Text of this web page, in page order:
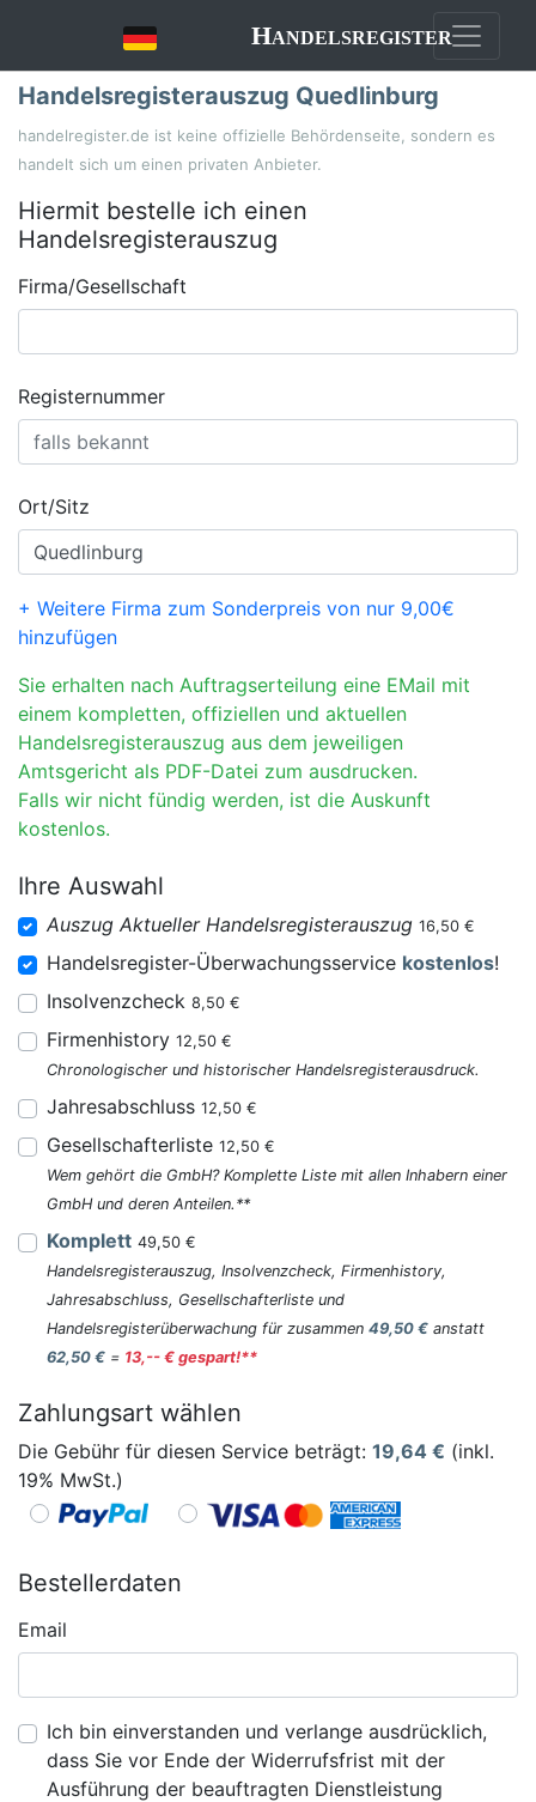
Handelsregister
Handelsregisterauszug Quedlinburg
handelregister.de ist keine offizielle Behördenseite, sondern es
handelt sich um einen privaten Anbieter.
Hiermit bestelle ich einen
Handelsregisterauszug
Firma/Gesellschaft
Registernummer
Ort/Sitz
+ Weitere Firma zum Sonderpreis von nur 9,00€
hinzufügen
Sie erhalten nach Auftragserteilung eine EMail mit
einem kompletten, offiziellen und aktuellen
Handelsregisterauszug aus dem jeweiligen
Amtsgericht als PDF-Datei zum ausdrucken.
Falls wir nicht fündig werden, ist die Auskunft
kostenlos.
Ihre Auswahl
Auszug Aktueller Handelsregisterauszug 16,50 €
Handelsregister-Überwachungsservice kostenlos!
Insolvenzcheck 8,50 €
Firmenhistory 12,50 €
Chronologischer und historischer Handelsregisterausdruck.
Jahresabschluss 12,50 €
Gesellschafterliste 12,50 €
Wem gehört die GmbH? Komplette Liste mit allen Inhabern einer
GmbH und deren Anteilen.**
Komplett 49,50 €
Handelsregisterauszug, Insolvenzcheck, Firmenhistory,
Jahresabschluss, Gesellschafterliste und
Handelsregisterüberwachung für zusammen 49,50 € anstatt
62,50 € = 13,-- € gespart!**
Zahlungsart wählen
Die Gebühr für diesen Service beträgt: 19,64 € (inkl.
19% MwSt.)
Bestellerdaten
Email
Ich bin einverstanden und verlange ausdrücklich,
dass Sie vor Ende der Widerrufsfrist mit der
Ausführung der beauftragten Dienstleistung